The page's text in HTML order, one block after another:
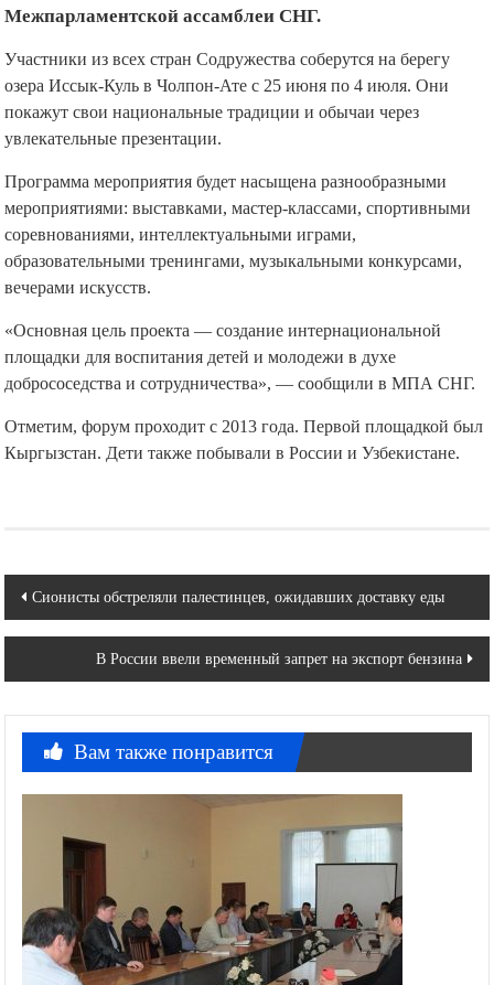
Межпарламентской ассамблеи СНГ.
Участники из всех стран Содружества соберутся на берегу
озера Иссык-Куль в Чолпон-Ате с 25 июня по 4 июля. Они
покажут свои национальные традиции и обычаи через
увлекательные презентации.
Программа мероприятия будет насыщена разнообразными
мероприятиями: выставками, мастер-классами, спортивными
соревнованиями, интеллектуальными играми,
образовательными тренингами, музыкальными конкурсами,
вечерами искусств.
«Основная цель проекта — создание интернациональной
площадки для воспитания детей и молодежи в духе
добрососедства и сотрудничества», — сообщили в МПА СНГ.
Отметим, форум проходит с 2013 года. Первой площадкой был
Кыргызстан. Дети также побывали в России и Узбекистане.
Навигация
по
записям
Сионисты обстреляли палестинцев, ожидавших доставку еды
В России ввели временный запрет на экспорт бензина
Вам также понравится